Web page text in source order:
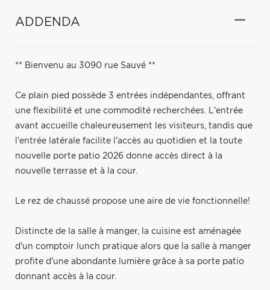
ADDENDA
** Bienvenu au 3090 rue Sauvé **
Ce plain pied possède 3 entrées indépendantes, offrant
une flexibilité et une commodité recherchées. L'entrée
avant accueille chaleureusement les visiteurs, tandis que
l'entrée latérale facilite l'accès au quotidien et la toute
nouvelle porte patio 2026 donne accès direct à la
nouvelle terrasse et à la cour.
Le rez de chaussé propose une aire de vie fonctionnelle!
Distincte de la salle à manger, la cuisine est aménagée
d'un comptoir lunch pratique alors que la salle à manger
profite d'une abondante lumière grâce à sa porte patio
donnant accès à la cour.